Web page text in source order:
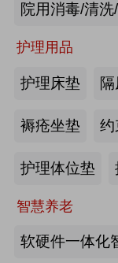
院用消毒/清
护理用品
护理床垫
褥疮坐垫 约
护理体位垫
智慧养老
软硬件一体化
来源:养老福祉圈